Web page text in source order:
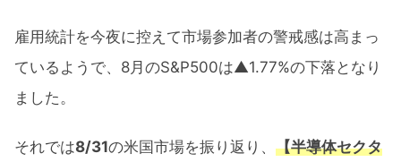
雇用統計を今夜に控えて市場参加者の警戒感は高まっ
ているようで、8月のS&P500は▲1.77%の下落となり
ました。
それでは8/31の米国市場を振り返り、 【半導体セクタ